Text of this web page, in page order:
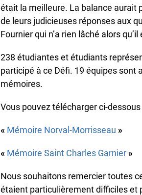
était la meilleure. La balance aurait
de leurs judicieuses réponses aux
Fournier qui n’a rien lâché alors
238 étudiantes et étudiants
participé à ce Défi. 19 équipes sont
mémoires.
Vous pouvez télécharger ci-
«Mémoire Norval-Morrisseau»
«Mémoire Saint Charles Garnier»
Nous souhaitons remercier toutes
étaient particulièrement difficiles et